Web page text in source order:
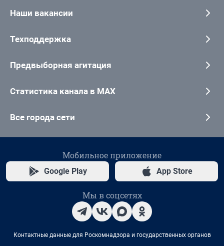
Наши вакансии
Техподдержка
Предвыборная агитация
Статистика канала в MAX
Все города сети
Мобильное приложение
Google Play App Store
Мы в соцсетях
Контактные данные для Роскомнадзора и государственных органов